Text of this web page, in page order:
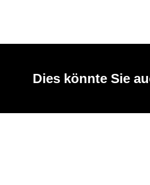
Dies könnte Sie